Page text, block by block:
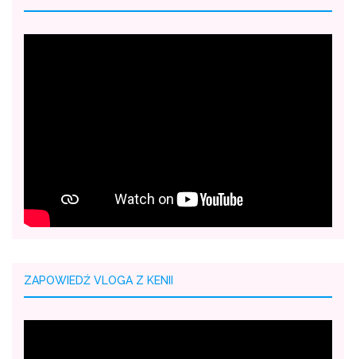
ZAPOWIEDŹ VLOGA Z KENII